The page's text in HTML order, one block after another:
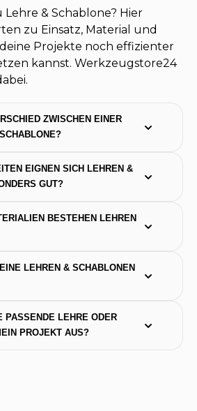
Lehre & Schablone? Hier
zu Einsatz, Material und
Projekte noch effizienter
kannst. Werkzeugstore24
ZWISCHEN EINER
EIGNEN SICH LEHREN &
GUT?
BESTEHEN LEHREN
LEHREN & SCHABLONEN
PASSENDE LEHRE ODER
PROJEKT AUS?